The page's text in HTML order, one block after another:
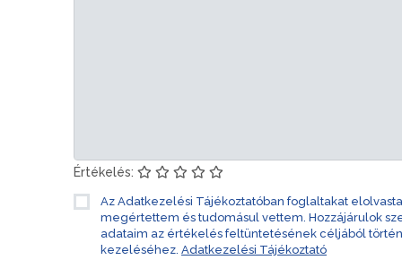
Értékelés:
Az Adatkezelési Tájékoztatóban foglaltakat
megértettem és tudomásul vettem. Hozzájárulok
adataim az értékelés feltüntetésének céljából
kezeléséhez. Adatkezelési Tájékoztató